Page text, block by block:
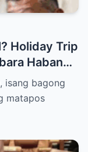
Holiday Trip
Habang
of Arrest
isang bagong
matapos